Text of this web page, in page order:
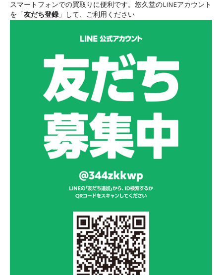
スマートフォンでの買取りに便利です。悠久堂のLINEアカウント
を「友だち登録 」して、ご利用ください